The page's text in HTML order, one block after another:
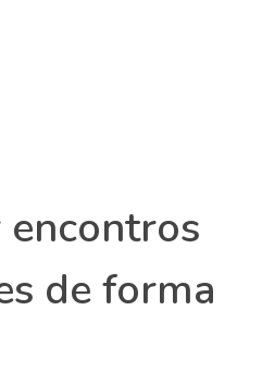
encontros
de forma